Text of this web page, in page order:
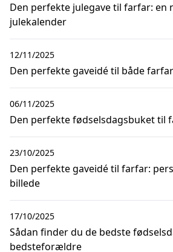
Den perfekte julegave til farfar: en
julekalender
Den perfekte gaveidé til både
12/11/2025
Den perfekte fødselsdagsbuket til
06/11/2025
Den perfekte gaveidé til farfar:
billede
23/10/2025
Sådan finder du de bedste
bedsteforældre
17/10/2025